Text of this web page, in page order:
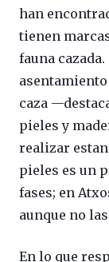
han
tienen
fauna
caza
pieles y
realizar
pieles es un
fases; en
aunque no
En lo que